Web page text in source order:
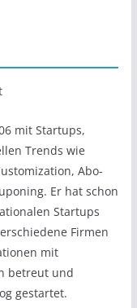
mit Startups,
Trends wie
Abo-
Er hat schon
Startups
Firmen
mit
betreut und
gestartet.